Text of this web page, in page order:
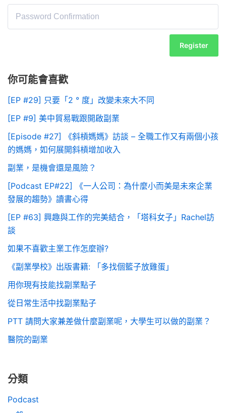
Register
你可能會喜歡
[EP #29] 只要「2 ° 度」改變未來大不同
[EP #9] 美中貿易戰跟開啟副業
[Episode #27] 《斜槓媽媽》訪談 – 全職工作又有兩個小孩
的媽媽，如何展開斜槓增加收入
副業，是機會還是風險？
[Podcast EP#22] 《一人公司：為什麼小而美是未來企業
發展的趨勢》讀書心得
[EP #63] 興趣與工作的完美結合，「塔科女子」Rachel訪
談
如果不喜歡主業工作怎麼辦?
《副業學校》出版書籍: 「多找個籃子放雞蛋」
用你現有技能找副業點子
從日常生活中找副業點子
PTT 請問大家兼差做什麼副業呢，大學生可以做的副業？
醫院的副業
分類
Podcast